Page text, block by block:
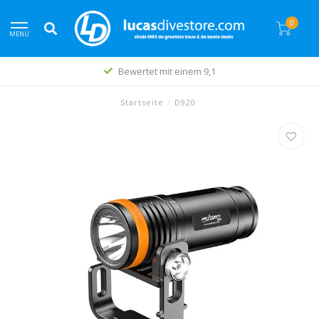
MENU
0
Bewertet mit einem 9,1
Startseite / D920